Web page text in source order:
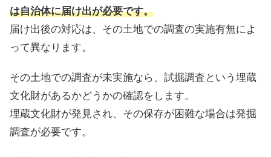
は自治体に届け出が必要です。
届け出後の対応は、その土地での調査の実施有無によ
って異なります。
その土地での調査が未実施なら、試掘調査という埋蔵
文化財があるかどうかの確認をします。
埋蔵文化財が発見され、その保存が困難な場合は発掘
調査が必要です。